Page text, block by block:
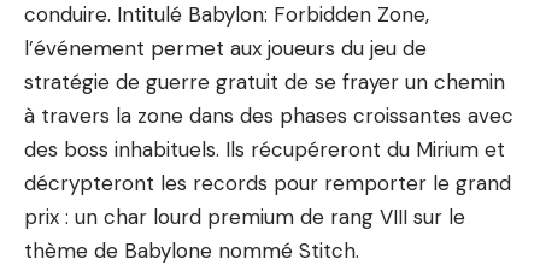
conduire. Intitulé Babylon: Forbidden Zone,
l’événement permet aux joueurs du jeu de
stratégie de guerre gratuit de se frayer un chemin
à travers la zone dans des phases croissantes avec
des boss inhabituels. Ils récupéreront du Mirium et
décrypteront les records pour remporter le grand
prix : un char lourd premium de rang VIII sur le
thème de Babylone nommé Stitch.